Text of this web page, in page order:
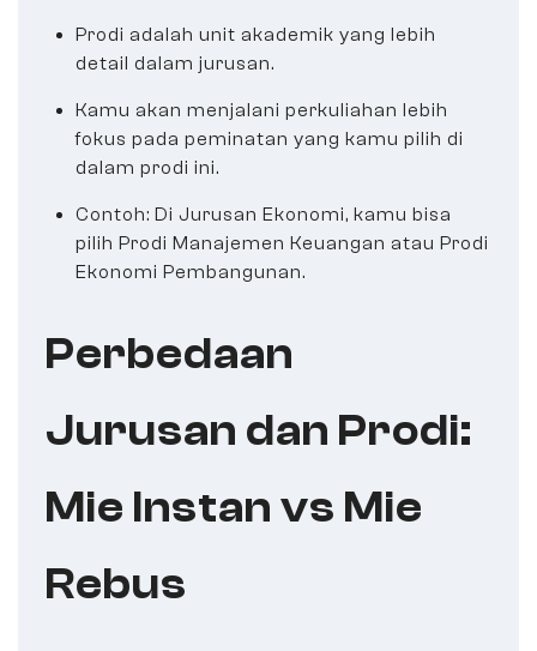
Prodi adalah unit akademik yang lebih
detail dalam jurusan.
Kamu akan menjalani perkuliahan lebih
fokus pada peminatan yang kamu pilih di
dalam prodi ini.
Contoh: Di Jurusan Ekonomi, kamu bisa
pilih Prodi Manajemen Keuangan atau Prodi
Ekonomi Pembangunan.
Perbedaan
Jurusan dan Prodi:
Mie Instan vs Mie
Rebus